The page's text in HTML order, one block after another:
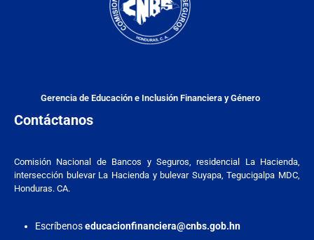
Gerencia de Educación e Inclusión Financiera y Género
Contáctanos
Comisión Nacional de Bancos y Seguros, residencial La Hacienda,
intersección bulevar La Hacienda y bulevar Suyapa, Tegucigalpa MDC,
Honduras. CA.
Escríbenoseducacionfinanciera@cnbs.gob.hn